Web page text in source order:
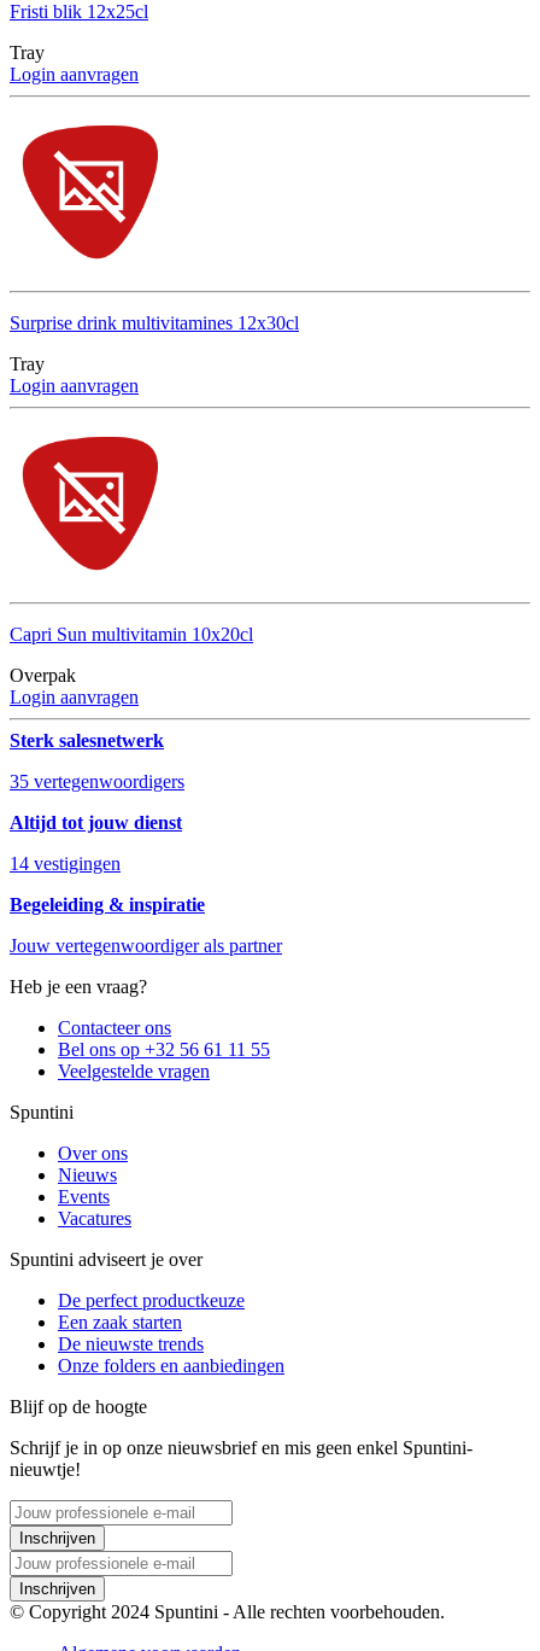
Fristi blik 12x25cl
Tray
Login aanvragen
Surprise drink multivitamines 12x30cl
Tray
Login aanvragen
Capri Sun multivitamin 10x20cl
Overpak
Login aanvragen
Sterk salesnetwerk
35 vertegenwoordigers
Altijd tot jouw dienst
14 vestigingen
Begeleiding & inspiratie
Jouw vertegenwoordiger als partner
Heb je een vraag?
Contacteer ons
Bel ons op +32 56 61 11 55
Veelgestelde vragen
Spuntini
Over ons
Nieuws
Events
Vacatures
Spuntini adviseert je over
De perfect productkeuze
Een zaak starten
De nieuwste trends
Onze folders en aanbiedingen
Blijf op de hoogte
Schrijf je in op onze nieuwsbrief en mis geen enkel Spuntini-
nieuwtje!
Inschrijven
Inschrijven
© Copyright 2024 Spuntini - Alle rechten voorbehouden.